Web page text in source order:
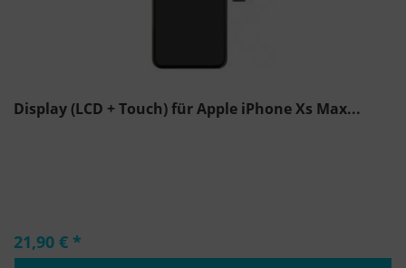
Display (LCD + Touch) für Apple iPhone Xs Max...
21,90 € *